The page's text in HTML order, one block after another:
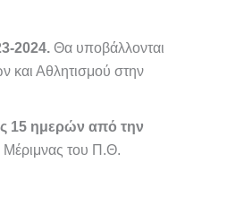
2024. Θα υποβάλλονται
και Αθλητισμού στην
15 ημερών από την
Μέριμνας του Π.Θ.